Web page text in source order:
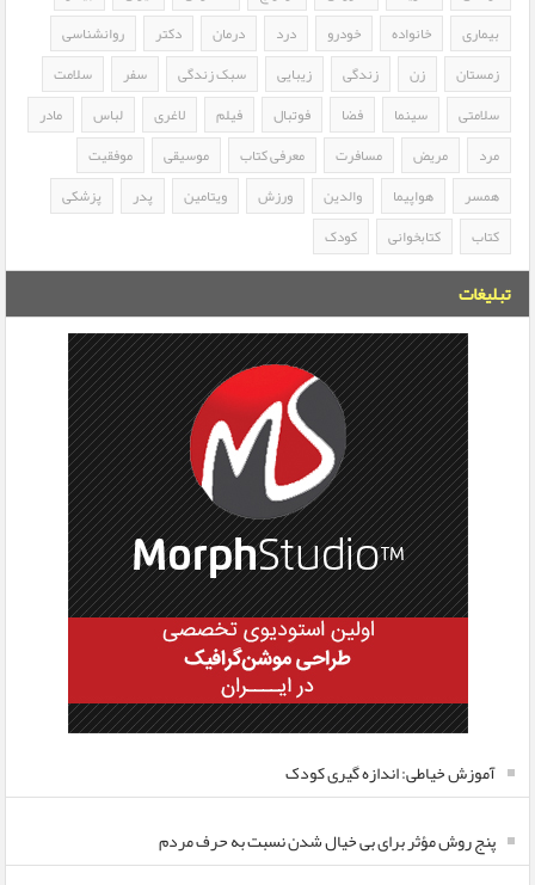
بیماری
خانواده خودرو درد درمان دکتر
روانشناسی
زمستان
زن زندگی زیبایی سبک زندگی سفر
سلامت
سلامتی
سینما فضا فوتبال فیلم لاغری لباس
مادر
مرد
مریض مسافرت معرفی کتاب موسیقی
موفقیت
همسر
هواپیما والدین ورزش ویتامین پدر
پزشکی
کتاب
کتابخوانی کودک
تبلیغات
آموزش خیاطی: اندازه گیری کودک
پنج روش مؤثر برای بی خیال شدن نسبت به حرف مردم